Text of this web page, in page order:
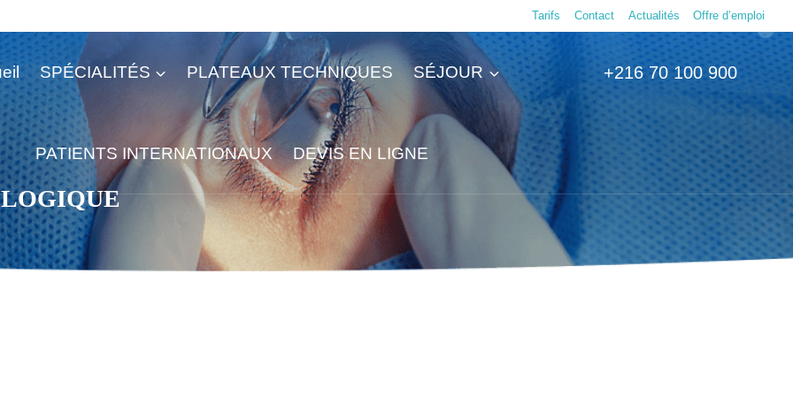
Tarifs Contact Actualités Offre d’emploi
SPÉCIALITÉS PLATEAUX TECHNIQUES SÉJOUR
PATIENTS INTERNATIONAUX DEVIS EN LIGNE
+216 70 100 900